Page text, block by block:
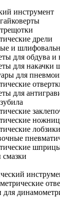
инструмент
дрели
и
для обдува и
для накачки
для
для
лобзики
для